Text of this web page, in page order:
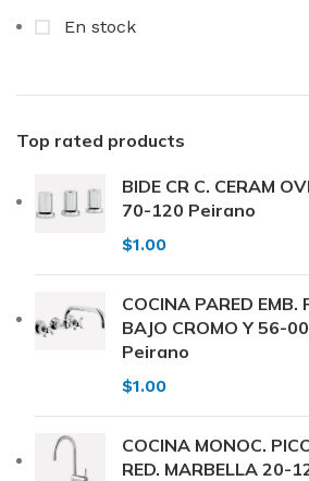
En stock
Top rated products
BIDE CR C. CERAM
70-120 Peirano
$1.00
COCINA PARED EMB.
BAJO CROMO Y 56-
Peirano
$1.00
COCINA MONOC.
RED. MARBELLA 20-